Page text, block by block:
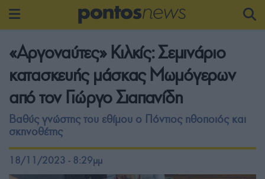
«Αργοναύτες» Κιλκίς: Σεμινάριο
κατασκευής μάσκας Μωμόγερων
από τον Γιώργο Σιαπανίδη
Βαθύς γνώστης του εθίμου ο Πόντιος ηθοποιός και
σκηνοθέτης
18/11/2023 - 8:29μμ